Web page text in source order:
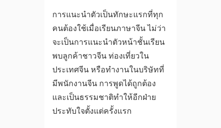
การแนะนำตัวเป็นทักษะแรกที่ทุก
คนต้องใช้เมื่อเรียนภาษาจีน ไม่ว่า
จะเป็นการแนะนำตัวหน้าชั้นเรียน
พบลูกค้าชาวจีน ท่องเที่ยวใน
ประเทศจีน หรือทำงานในบริษัทที่
มีพนักงานจีน การพูดได้ถูกต้อง
และเป็นธรรมชาติทำให้อีกฝ่าย
ประทับใจตั้งแต่ครั้งแรก